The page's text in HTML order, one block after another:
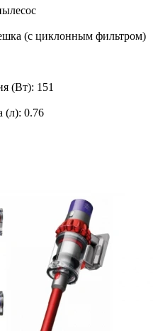
(с циклонным фильтром)
(Вт): 151
(л): 0.76